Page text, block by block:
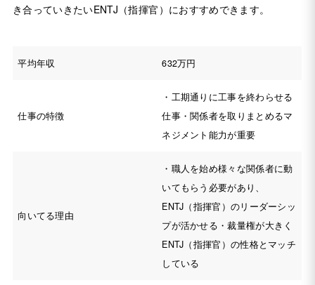
き合っていきたいENTJ（指揮官）におすすめできます。
平均年収 632万円
仕事の特徴
・工期通りに工事を終わらせる
仕事・関係者を取りまとめるマ
ネジメント能力が重要
向いてる理由
・職人を始め様々な関係者に動
いてもらう必要があり、
ENTJ（指揮官）のリーダーシッ
プが活かせる・裁量権が大きく
ENTJ（指揮官）の性格とマッチ
している